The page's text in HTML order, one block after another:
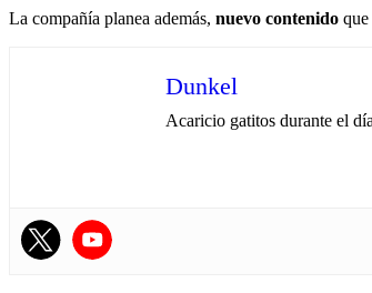
La compañía planea además, nuevo contenido
Dunkel
Acaricio gatitos durante el